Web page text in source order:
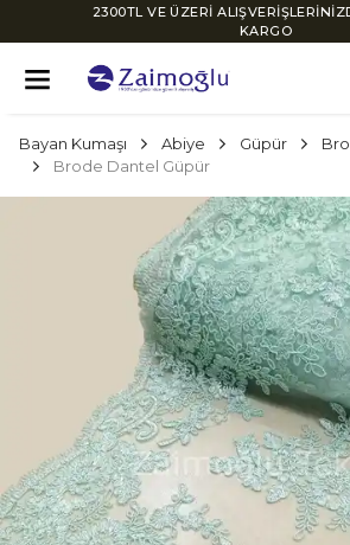
2300TL VE ÜZERİ
KARGO
Bayan Kumaşı Abiye Güpür
Brode Dantel Güpür